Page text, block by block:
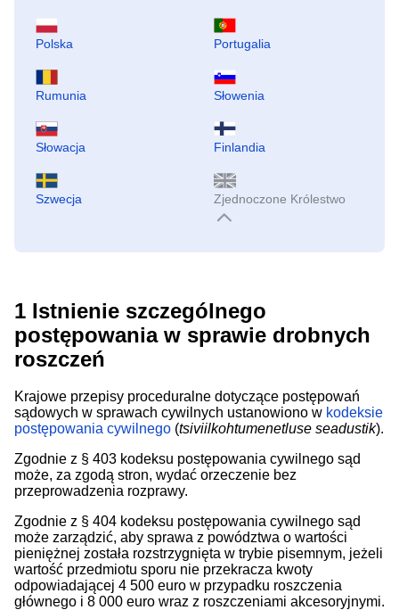
Polska Portugalia
Rumunia Słowenia
Słowacja Finlandia
Szwecja Zjednoczone Królestwo
1 Istnienie szczególnego
postępowania w sprawie drobnych
roszczeń
Krajowe przepisy proceduralne dotyczące postępowań
sądowych w sprawach cywilnych ustanowiono w kodeksie
postępowania cywilnego (tsiviilkohtumenetluse seadustik).
Zgodnie z § 403 kodeksu postępowania cywilnego sąd
może, za zgodą stron, wydać orzeczenie bez
przeprowadzenia rozprawy.
Zgodnie z § 404 kodeksu postępowania cywilnego sąd
może zarządzić, aby sprawa z powództwa o wartości
pieniężnej została rozstrzygnięta w trybie pisemnym, jeżeli
wartość przedmiotu sporu nie przekracza kwoty
odpowiadającej 4 500 euro w przypadku roszczenia
głównego i 8 000 euro wraz z roszczeniami akcesoryjnymi.